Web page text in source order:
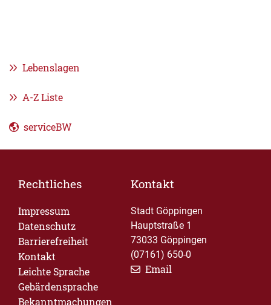
Lebenslagen
A-Z Liste
serviceBW
Rechtliches
Impressum
Datenschutz
Barrierefreiheit
Kontakt
Leichte Sprache
Gebärdensprache
Bekanntmachungen
Kontakt
Stadt Göppingen
Hauptstraße 1
73033 Göppingen
(07161) 650-0
Email